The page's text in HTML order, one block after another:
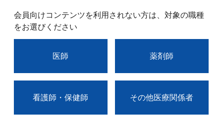
会員向けコンテンツを利用されない方は、対象の職種
をお選びください
医師 薬剤師
看護師・保健師 その他医療関係者